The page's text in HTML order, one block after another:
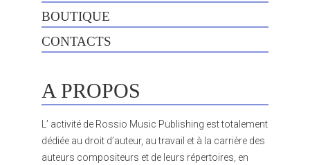
BOUTIQUE
CONTACTS
A PROPOS
L’ activité de Rossio Music Publishing est totalement
dédiée au droit d’auteur, au travail et à la carrière des
auteurs compositeurs et de leurs répertoires, en